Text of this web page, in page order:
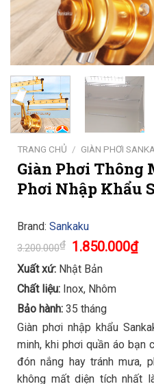
TRANG CHỦ / GIÀN PHƠI
Giàn Phơi Thông
Phơi Nhập Khẩu
Brand: Sankaku
3.200.000₫ Original
price
was:
3.200.000₫.
1.850.000₫price
Xuất xứ: Nhật Bản
Chất liệu: Inox, Nhôm
Bảo hành: 35 tháng
Giàn phơi nhập khẩu
minh, khi phơi quần áo bạn
đón nắng hay tránh mưa,
không mất diện tích nhất